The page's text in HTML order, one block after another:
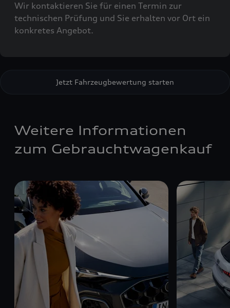
Wir kontaktieren Sie für einen Termin zur
technischen Prüfung und Sie erhalten vor Ort ein
konkretes Angebot.
Jetzt Fahrzeugbewertung starten
Weitere Informationen
zum Gebrauchtwagenkauf